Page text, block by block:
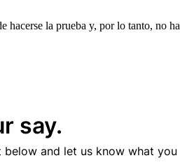
hacerse la prueba y, por lo tanto, no ha
say.
below and let us know what you